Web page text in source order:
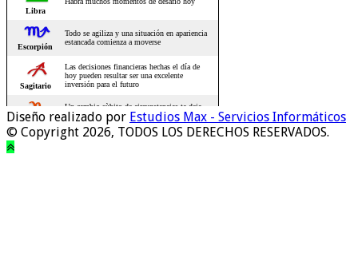
Diseño realizado por Estudios Max - Servicios Informáticos
© Copyright 2026, TODOS LOS DERECHOS RESERVADOS.